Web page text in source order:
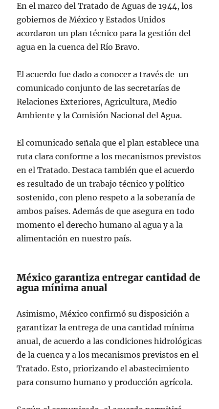
En el marco del Tratado de Aguas de 1944, los
gobiernos de México y Estados Unidos
acordaron un plan técnico para la gestión del
agua en la cuenca del Río Bravo.
El acuerdo fue dado a conocer a través de un
comunicado conjunto de las secretarías de
Relaciones Exteriores, Agricultura, Medio
Ambiente y la Comisión Nacional del Agua.
El comunicado señala que el plan establece una
ruta clara conforme a los mecanismos previstos
en el Tratado. Destaca también que el acuerdo
es resultado de un trabajo técnico y político
sostenido, con pleno respeto a la soberanía de
ambos países. Además de que asegura en todo
momento el derecho humano al agua y a la
alimentación en nuestro país.
México garantiza entregar cantidad de
agua mínima anual
Asimismo, México confirmó su disposición a
garantizar la entrega de una cantidad mínima
anual, de acuerdo a las condiciones hidrológicas
de la cuenca y a los mecanismos previstos en el
Tratado. Esto, priorizando el abastecimiento
para consumo humano y producción agrícola.